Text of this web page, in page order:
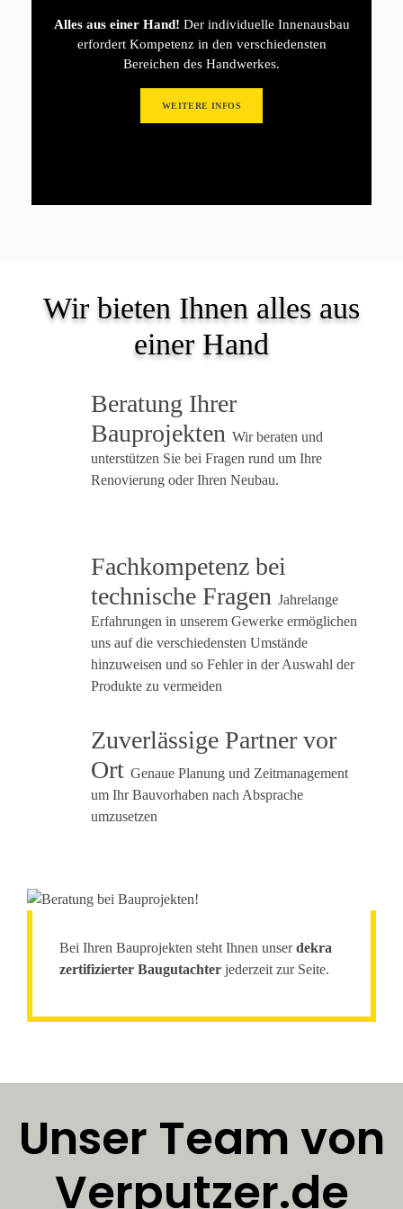
Alles aus einer Hand! Der individuelle Innenausbau
erfordert Kompetenz in den verschiedensten
Bereichen des Handwerkes.
WEITERE INFOS
Wir bieten Ihnen alles aus
einer Hand
Beratung Ihrer
Bauprojekten Wir beraten und
unterstützen Sie bei Fragen rund um Ihre
Renovierung oder Ihren Neubau.
Fachkom­petenz bei
technische Fragen Jahrelange
Erfahrungen in unserem Gewerke ermöglichen
uns auf die verschiedensten Umstände
hinzuweisen und so Fehler in der Auswahl der
Produkte zu vermeiden
Zuverlässige Partner vor
Ort Genaue Planung und Zeitmanagement
um Ihr Bauvorhaben nach Absprache
umzusetzen
Bei Ihren Bauprojekten steht Ihnen unserdekra
zertifizierter Baugutachter jederzeit zur Seite.
Unser Team von
Verputzer.de